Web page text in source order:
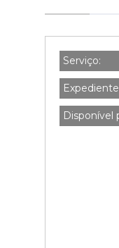
Serviço:
Disponível